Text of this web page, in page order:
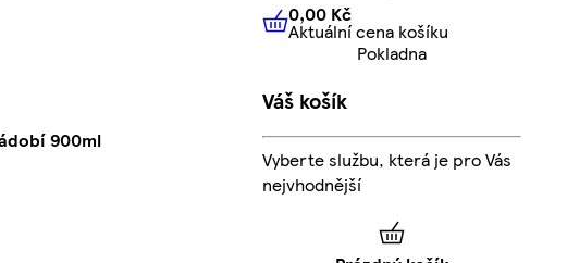
900ml
0,00 KčAktuální cena košíku
0,00 Kč
Aktuální cena košíku
Pokladna
Váš košík
Vyberte službu, která je pro Vás
nejvhodnější